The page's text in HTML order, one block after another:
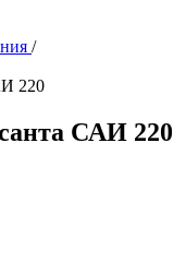
/
220
САИ 220